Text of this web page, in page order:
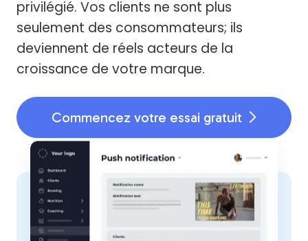
privilégié. Vos clients ne sont plus
seulement des consommateurs; ils
deviennent de réels acteurs de la
croissance de votre marque.
Commencez votre essai gratuit 